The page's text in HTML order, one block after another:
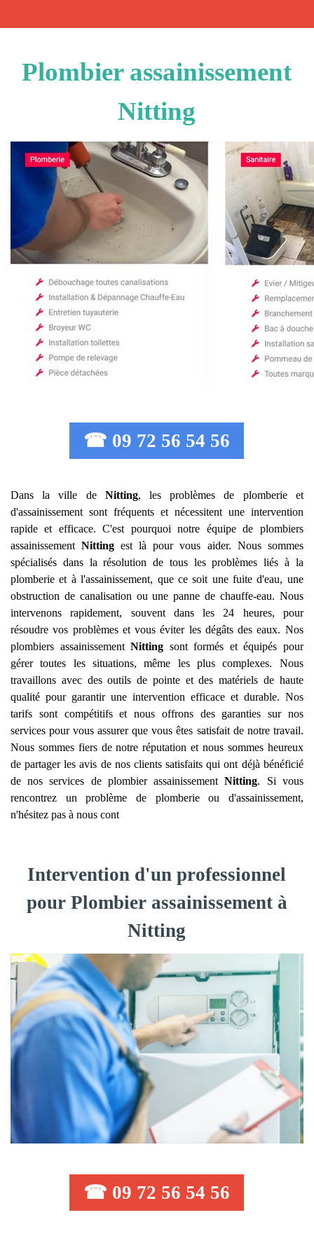
Plombier assainissement
Nitting
☎ 09 72 56 54 56
Dans la ville de Nitting, les problèmes de plomberie et
d'assainissement sont fréquents et nécessitent une intervention
rapide et efficace. C'est pourquoi notre équipe de plombiers
assainissementNitting est là pour vous aider. Nous sommes
spécialisés dans la résolution de tous les problèmes liés à la
plomberie et à l'assainissement, que ce soit une fuite d'eau, une
obstruction de canalisation ou une panne de chauffe-eau. Nous
intervenons rapidement, souvent dans les 24 heures, pour
résoudre vos problèmes et vous éviter les dégâts des eaux. Nos
plombiers assainissementNitting sont formés et équipés pour
gérer toutes les situations, même les plus complexes. Nous
travaillons avec des outils de pointe et des matériels de haute
qualité pour garantir une intervention efficace et durable. Nos
tarifs sont compétitifs et nous offrons des garanties sur nos
services pour vous assurer que vous êtes satisfait de notre travail.
Nous sommes fiers de notre réputation et nous sommes heureux
de partager les avis de nos clients satisfaits qui ont déjà bénéficié
de nos services de plombier assainissementNitting. Si vous
rencontrez un problème de plomberie ou d'assainissement,
n'hésitez pas à nous cont
Intervention d'un professionnel
pour Plombier assainissement à
Nitting
☎ 09 72 56 54 56